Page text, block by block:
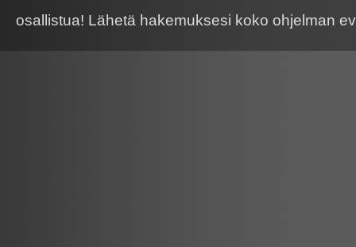
osallistua! Lähetä hakemuksesi koko ohjelman